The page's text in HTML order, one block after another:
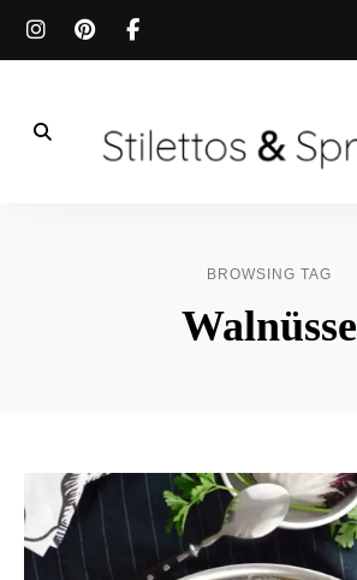
Sprouts
BROWSING TAG
Walnüsse